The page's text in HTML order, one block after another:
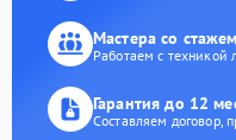
Мастера со
Работаем с техникой
Гарантия до 12
Составляем договор,